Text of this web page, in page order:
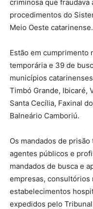
criminosa que fraudava
procedimentos do
Meio Oeste catarinense.
Estão em cumprimento
temporária e 39 de
municípios
Timbó Grande, Ibicaré,
Santa Cecília, Faxinal
Balneário Camboriú.
Os mandados de
agentes públicos e
mandados de busca e
empresas, consultórios
estabelecimentos
expedidos pelo